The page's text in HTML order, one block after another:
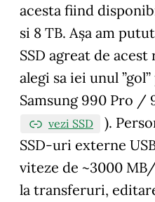
acesta fiind
si 8 TB. Așa am
SSD agreat de
alegi sa iei unul
Samsung 990 Pro /
vezi SSD
).
SSD-uri externe
viteze de ~3000
la transferuri,